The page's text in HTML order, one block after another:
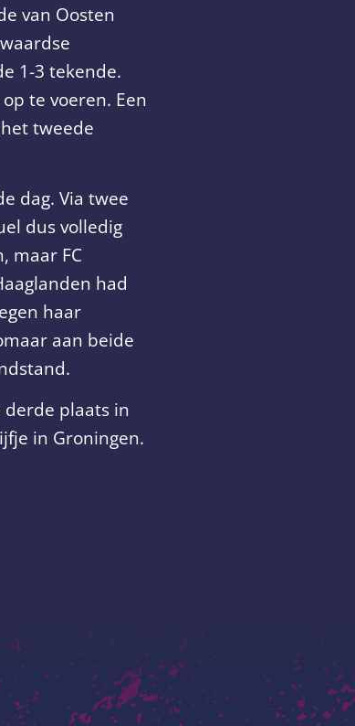
van Oosten
1-3 tekende.
te voeren. Een
tweede
dag. Via twee
dus volledig
maar FC
had
haar
aan beide
plaats in
in Groningen.